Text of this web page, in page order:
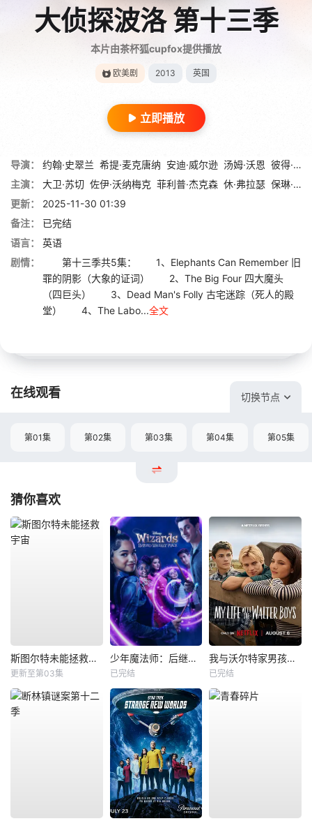
大侦探波洛 第十三季
本片由茶杯狐cupfox提供播放
欧美剧 2013 英国
立即播放
导演： 约翰·史翠兰 希提·麦克唐纳 安迪·威尔逊 汤姆·沃恩 彼得·莱登
主演：
大卫·苏切 佐伊·沃纳梅克 菲利普·杰克森 休·弗拉瑟 保琳·莫兰
更新：
2025-11-30 01:39
备注：
已完结
语言：
英语
剧情：
第十三季共5集： 1、Elephants Can Remember 旧
罪的阴影（大象的证词） 2、The Big Four 四大魔头
（四巨头） 3、Dead Man's Folly 古宅迷踪（死人的殿
堂） 4、The Labo...全文
在线观看 切换节点
第01集 第02集 第03集 第04集 第05集
猜你喜欢
斯图尔特未能拯救宇宙
更新至第03集
少年魔法师：后继者第三季
已完结
我与沃尔特家男孩的生活第三季
已完结